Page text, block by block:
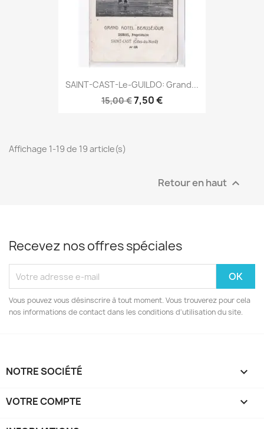
SAINT-CAST-Le-GUILDO: Grand...
15,00 €7,50 €
Affichage 1-19 de 19 article(s)
Retour en haut 
Recevez nos offres spéciales
Vous pouvez vous désinscrire à tout moment. Vous trouverez pour cela
nos informations de contact dans les conditions d'utilisation du site.
NOTRE SOCIÉTÉ 
VOTRE COMPTE 